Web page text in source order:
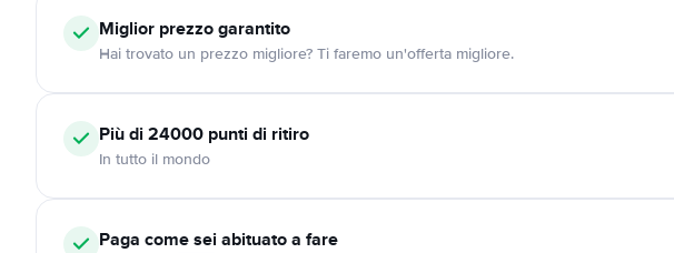
Miglior prezzo garantito
Hai trovato un prezzo migliore? Ti faremo un'offerta migliore.
Più di 24000 punti di ritiro
In tutto il mondo
Paga come sei abituato a fare